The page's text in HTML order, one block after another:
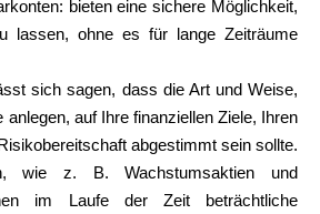
bieten eine sichere Möglichkeit,
lassen, ohne es für lange Zeiträume
sich sagen, dass die Art und Weise,
anlegen, auf Ihre finanziellen Ziele, Ihren
abgestimmt sein sollte.
wie z. B. Wachstumsaktien und
im Laufe der Zeit beträchtliche